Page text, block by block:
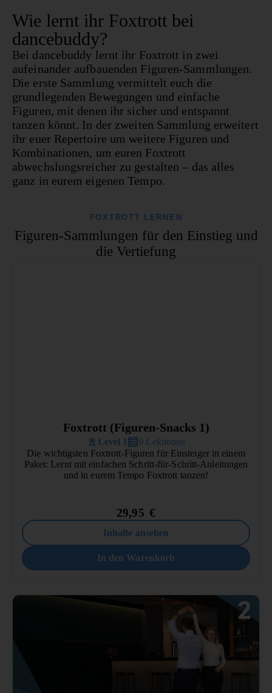
Wie lernt ihr Foxtrott bei
dancebuddy?
Bei dancebuddy lernt ihr Foxtrott in zwei
aufeinander aufbauenden Figuren-Sammlungen.
Die erste Sammlung vermittelt euch die
grundlegenden Bewegungen und einfache
Figuren, mit denen ihr sicher und entspannt
tanzen könnt. In der zweiten Sammlung erweitert
ihr euer Repertoire um weitere Figuren und
Kombinationen, um euren Foxtrott
abwechslungsreicher zu gestalten – das alles
ganz in eurem eigenen Tempo.
FOXTROTT LERNEN
Figuren-Sammlungen für den Einstieg und
die Vertiefung
Foxtrott (Figuren-Snacks 1)
Level 1
9 Lektionen
Die wichtigsten Foxtrott-Figuren für Einsteiger in einem
Paket: Lernt mit einfachen Schritt-für-Schritt-Anleitungen
und in eurem Tempo Foxtrott tanzen!
29,95 €
Inhalte ansehen
In den Warenkorb